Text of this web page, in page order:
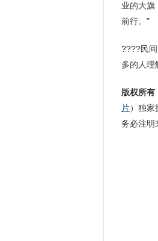
业的大旗
前行。”
????民
多的人理
版权所有
片）独家
务必注明